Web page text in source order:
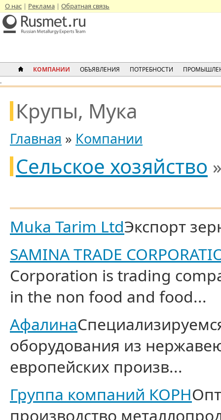
О нас Реклама Обратная связь
КОМПАНИИ ОБЪЯВЛЕНИЯ ПОТРЕБНОСТИ
.
Крупы, Мука
Главная » Компании
Сельское хозяйство
Muka Tarim LtdЭкспорт
SAMINA TRADE
Corporation is trading
in the non food and food...
Афалина
оборудования из
европейских произв...
Группа компаний КОРН
производство